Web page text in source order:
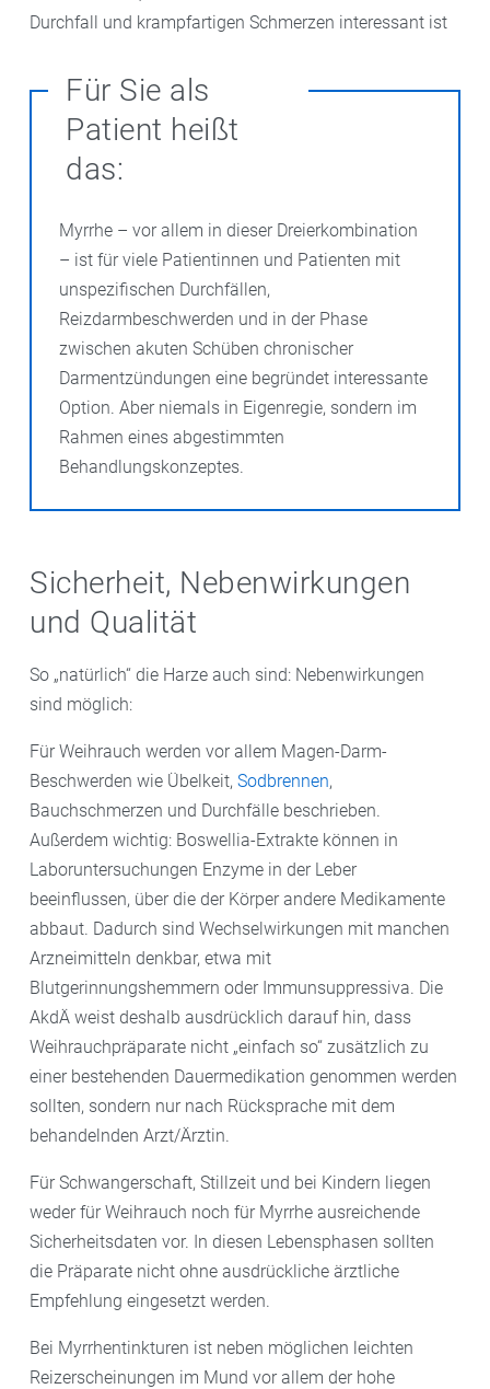
Durchfall und krampfartigen Schmerzen interessant ist
Für Sie als
Patient heißt
das:
Myrrhe – vor allem in dieser Dreierkombination
– ist für viele Patientinnen und Patienten mit
unspezifischen Durchfällen,
Reizdarmbeschwerden und in der Phase
zwischen akuten Schüben chronischer
Darmentzündungen eine begründet interessante
Option. Aber niemals in Eigenregie, sondern im
Rahmen eines abgestimmten
Behandlungskonzeptes.
Sicherheit, Nebenwirkungen
und Qualität
So „natürlich“ die Harze auch sind: Nebenwirkungen
sind möglich:
Für Weihrauch werden vor allem Magen-Darm-
Beschwerden wie Übelkeit, Sodbrennen,
Bauchschmerzen und Durchfälle beschrieben.
Außerdem wichtig: Boswellia-Extrakte können in
Laboruntersuchungen Enzyme in der Leber
beeinflussen, über die der Körper andere Medikamente
abbaut. Dadurch sind Wechselwirkungen mit manchen
Arzneimitteln denkbar, etwa mit
Blutgerinnungshemmern oder Immunsuppressiva. Die
AkdÄ weist deshalb ausdrücklich darauf hin, dass
Weihrauchpräparate nicht „einfach so“ zusätzlich zu
einer bestehenden Dauermedikation genommen werden
sollten, sondern nur nach Rücksprache mit dem
behandelnden Arzt/Ärztin.
Für Schwangerschaft, Stillzeit und bei Kindern liegen
weder für Weihrauch noch für Myrrhe ausreichende
Sicherheitsdaten vor. In diesen Lebensphasen sollten
die Präparate nicht ohne ausdrückliche ärztliche
Empfehlung eingesetzt werden.
Bei Myrrhentinkturen ist neben möglichen leichten
Reizerscheinungen im Mund vor allem der hohe